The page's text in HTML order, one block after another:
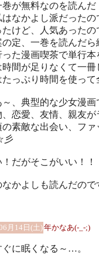
巻が無料なのを読ん
はなかよし派だった
たけど、人気あった
の定、一巻を読んだ
った漫画喫茶で単行
時間が足りなくて一
たっぷり時間を使っ
～、典型的な少女漫画
、恋愛、友情、親友
の素敵な出会い、フ
彡
！だがそこがいい！！
なかよしも読んだの
月14日(土)年かなあ(-_-;)
ぐに眠くなる～…。